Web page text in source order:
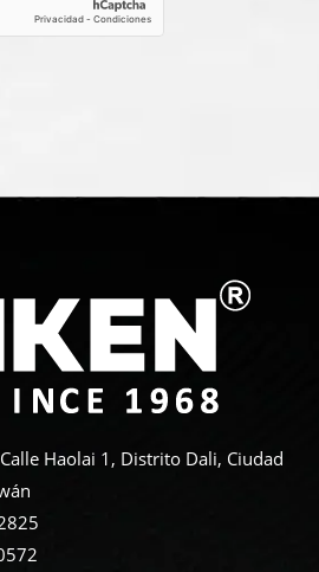
Haolai 1, Distrito Dali, Ciudad